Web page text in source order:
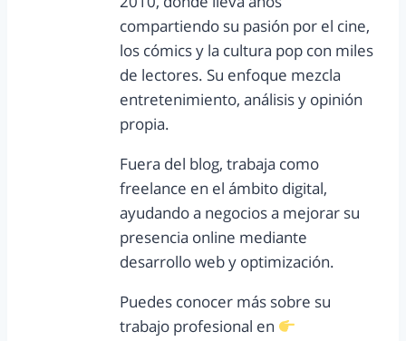
compartiendo su pasión por el cine,
los cómics y la cultura pop con miles
de lectores. Su enfoque mezcla
entretenimiento, análisis y opinión
propia.
Fuera del blog, trabaja como
freelance en el ámbito digital,
ayudando a negocios a mejorar su
presencia online mediante
desarrollo web y optimización.
Puedes conocer más sobre su
trabajo profesional en